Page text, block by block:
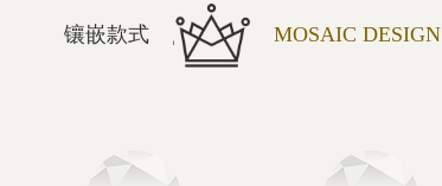
镶嵌款式 MOSAIC DESIGN